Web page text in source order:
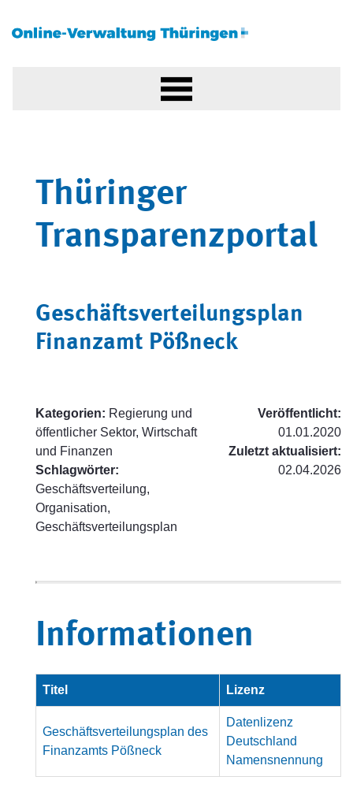
Thüringer
Transparenzportal
Geschäftsverteilungsplan
Finanzamt Pößneck
Kategorien: Regierung und
öffentlicher Sektor, Wirtschaft
und Finanzen
Schlagwörter:
Geschäftsverteilung,
Organisation,
Geschäftsverteilungsplan
Veröffentlicht:
01.01.2020
Zuletzt aktualisiert:
02.04.2026
Informationen
Titel Lizenz
Geschäftsverteilungsplan des
Finanzamts Pößneck
Datenlizenz
Deutschland
Namensnennung